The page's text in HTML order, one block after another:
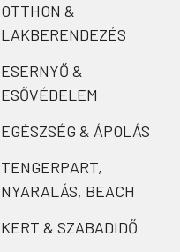
OTTHON &
LAKBERENDEZÉS
ESERNYŐ &
ESŐVÉDELEM
EGÉSZSÉG & ÁPOLÁS
TENGERPART,
NYARALÁS, BEACH
KERT & SZABADIDŐ